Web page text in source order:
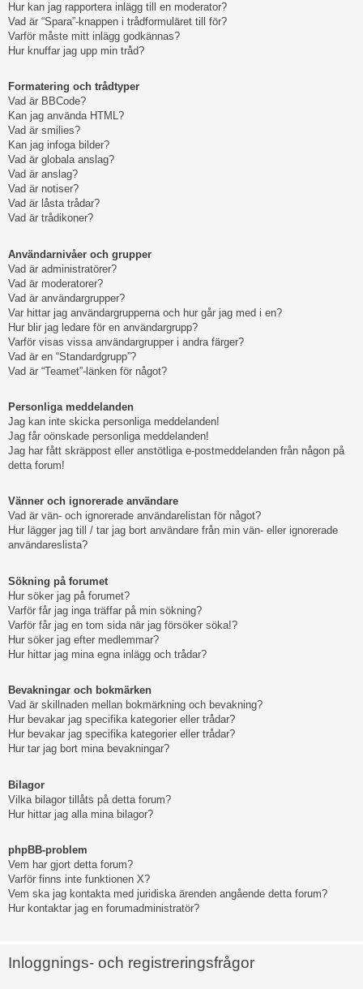
Hur kan jag rapportera inlägg till en moderator?
Vad är “Spara”-knappen i trådformuläret till för?
Varför måste mitt inlägg godkännas?
Hur knuffar jag upp min tråd?
Formatering och trådtyper
Vad är BBCode?
Kan jag använda HTML?
Vad är smilies?
Kan jag infoga bilder?
Vad är globala anslag?
Vad är anslag?
Vad är notiser?
Vad är låsta trådar?
Vad är trådikoner?
Användarnivåer och grupper
Vad är administratörer?
Vad är moderatorer?
Vad är användargrupper?
Var hittar jag användargrupperna och hur går jag med i en?
Hur blir jag ledare för en användargrupp?
Varför visas vissa användargrupper i andra färger?
Vad är en “Standardgrupp”?
Vad är “Teamet”-länken för något?
Personliga meddelanden
Jag kan inte skicka personliga meddelanden!
Jag får oönskade personliga meddelanden!
Jag har fått skräppost eller anstötliga e-postmeddelanden från någon på
detta forum!
Vänner och ignorerade användare
Vad är vän- och ignorerade användarelistan för något?
Hur lägger jag till / tar jag bort användare från min vän- eller ignorerade
användareslista?
Sökning på forumet
Hur söker jag på forumet?
Varför får jag inga träffar på min sökning?
Varför får jag en tom sida när jag försöker söka!?
Hur söker jag efter medlemmar?
Hur hittar jag mina egna inlägg och trådar?
Bevakningar och bokmärken
Vad är skillnaden mellan bokmärkning och bevakning?
Hur bevakar jag specifika kategorier eller trådar?
Hur bevakar jag specifika kategorier eller trådar?
Hur tar jag bort mina bevakningar?
Bilagor
Vilka bilagor tillåts på detta forum?
Hur hittar jag alla mina bilagor?
phpBB-problem
Vem har gjort detta forum?
Varför finns inte funktionen X?
Vem ska jag kontakta med juridiska ärenden angående detta forum?
Hur kontaktar jag en forumadministratör?
Inloggnings- och registreringsfrågor